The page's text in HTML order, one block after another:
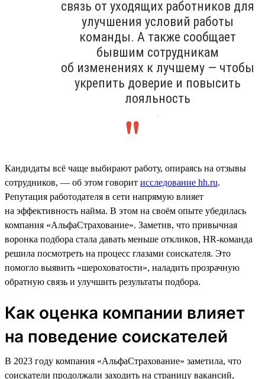
связь от уходящих работников для
улучшения условий работы
команды. А также сообщает
бывшим сотрудникам
об изменениях к лучшему — чтобы
укрепить доверие и повысить
лояльность
.
Кандидаты всё чаще выбирают работу, опираясь на отзывы
сотрудников, — об этом говорит исследование hh.ru.
Репутация работодателя в сети напрямую влияет
на эффективность найма. В этом на своём опыте убедилась
компания «АльфаСтрахование». Заметив, что привычная
воронка подбора стала давать меньше откликов, HR-команда
решила посмотреть на процесс глазами соискателя. Это
помогло выявить «шероховатости», наладить прозрачную
обратную связь и улучшить результаты подбора.
Как оценка компании влияет
на поведение соискателей
В 2023 году компания «АльфаСтрахование» заметила, что
соискатели продолжали заходить на страницу вакансий,